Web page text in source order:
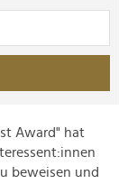
Award" hat
beweisen und